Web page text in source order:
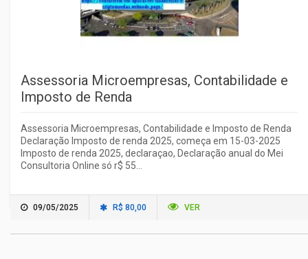
Assessoria Microempresas, Contabilidade e
Imposto de Renda
Assessoria Microempresas, Contabilidade e Imposto de Renda
Declaração Imposto de renda 2025, começa em 15-03-2025
Imposto de renda 2025, declaraçao, Declaração anual do Mei
Consultoria Online só r$ 55...
09/05/2025 R$ 80,00 VER